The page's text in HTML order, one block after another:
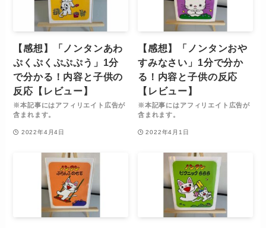
【感想】「ノンタンあわ
ぷくぷくぷぷぷう」1分
で分かる！内容と子供の
反応【レビュー】
※本記事にはアフィリエイト広告が
含まれます。
2022年4月4日
【感想】「ノンタンおや
すみなさい」1分で分か
る！内容と子供の反応
【レビュー】
※本記事にはアフィリエイト広告が
含まれます。
2022年4月1日